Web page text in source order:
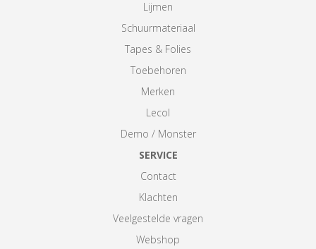
Lijmen
Schuurmateriaal
Tapes & Folies
Toebehoren
Merken
Lecol
Demo / Monster
SERVICE
Contact
Klachten
Veelgestelde vragen
Webshop